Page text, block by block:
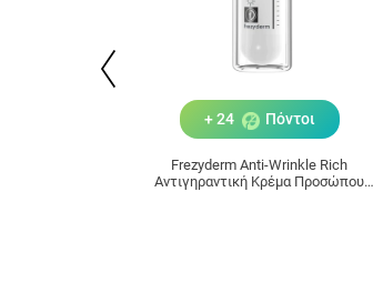
+ 24 Πόντοι
Frezyderm Anti-Wrinkle Rich
Αντιγηραντική Κρέμα Προσώπου